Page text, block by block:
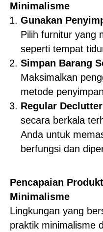
Minimalisme
Gunakan
Pilih furnitur yang
seperti tempat
Simpan Barang
Maksimalkan
metode
Regular Declutter
secara berkala
Anda untuk
berfungsi dan
Pencapaian
Minimalisme
Lingkungan yang
praktik minimalisme